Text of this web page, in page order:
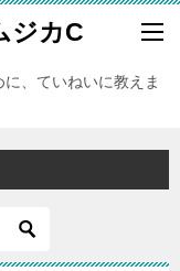
ジカC
、ていねいに教えま